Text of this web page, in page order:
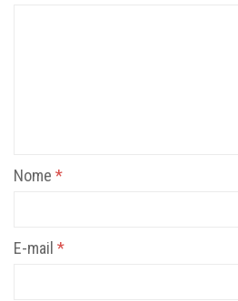
Nome *
E-mail *